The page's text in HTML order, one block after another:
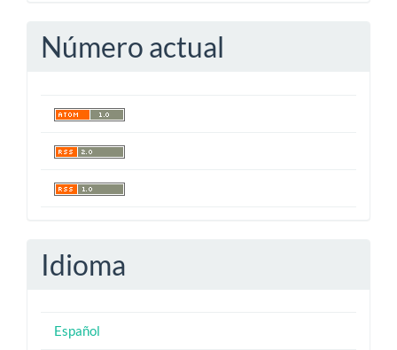
Número actual
Idioma
Español